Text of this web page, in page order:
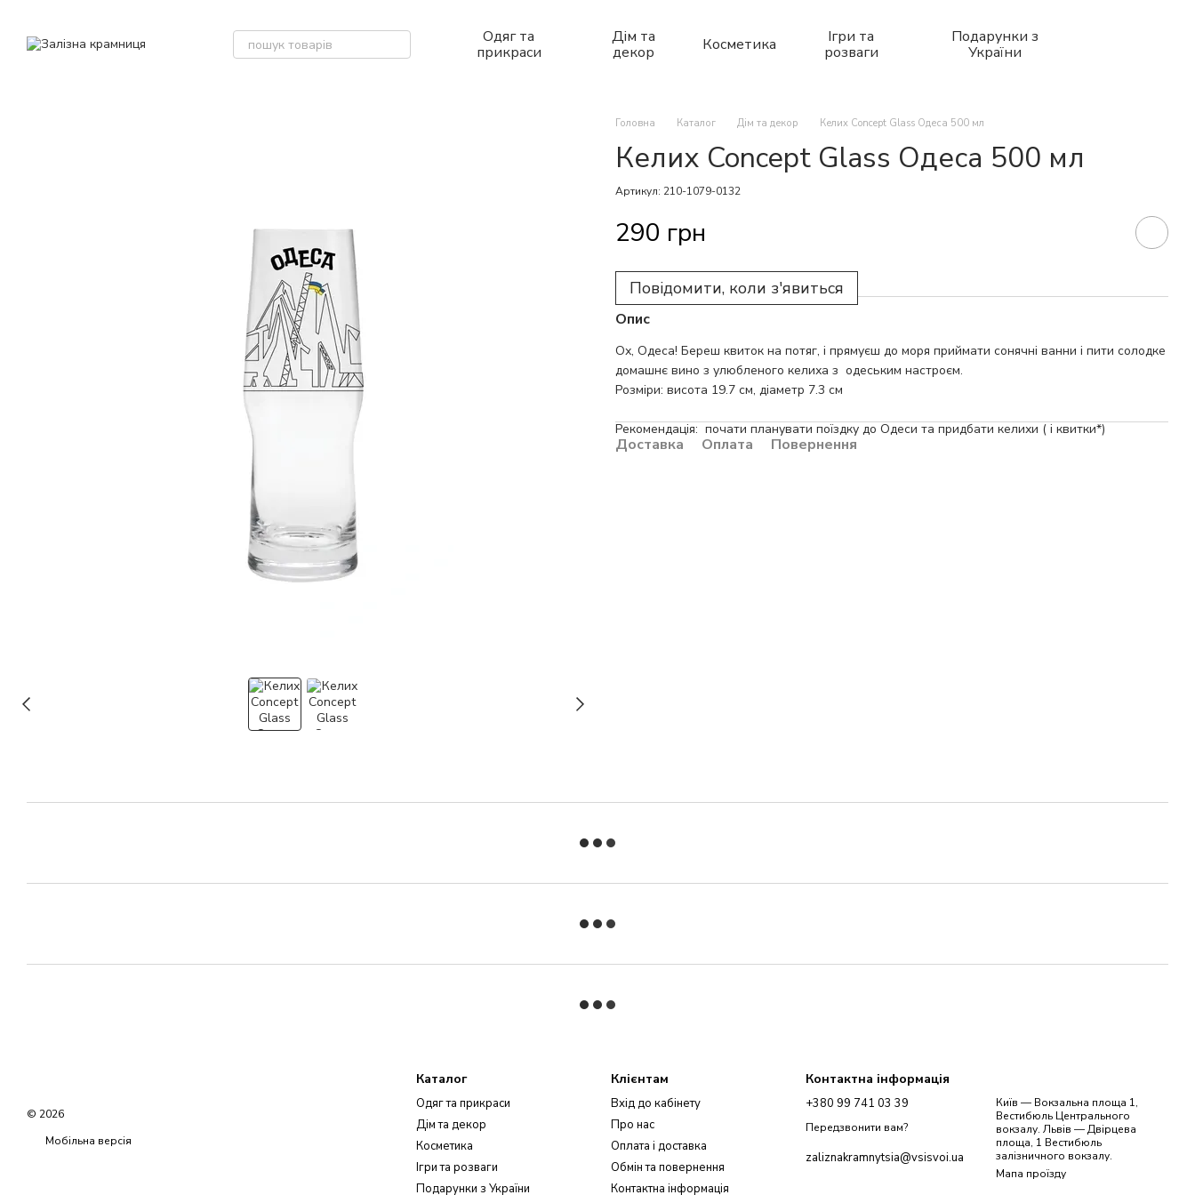
Одяг та
прикраси
Дім та
декор
Косметика
Ігри та
розваги
Подарунки з
України
Головна Каталог Дім та декор Келих Concept Glass Одеса 500 мл
Келих Concept Glass Одеса 500 мл
Артикул: 210-1079-0132
290 грн
Повідомити, коли з'явиться
Опис
Ох, Одеса! Береш квиток на потяг, і прямуєш до моря приймати сонячні ванни і пити солодке
домашнє вино з улюбленого келиха з одеським настроєм.
Розміри: висота 19.7 см, діаметр 7.3 см
Рекомендація: почати планувати поїздку до Одеси та придбати келихи ( і квитки*)
Доставка Оплата Повернення
© 2026
Мобільна версія
Каталог
Одяг та прикраси
Дім та декор
Косметика
Ігри та розваги
Подарунки з України
Клієнтам
Вхід до кабінету
Про нас
Оплата і доставка
Обмін та повернення
Контактна інформація
Контактна інформація
+380 99 741 03 39
Передзвонити вам?
zaliznakramnytsia@vsisvoi.ua
Київ — Вокзальна площа 1,
Вестибюль Центрального
вокзалу. Львів — Двірцева
площа, 1 Вестибюль
залізничного вокзалу.
Мапа проїзду